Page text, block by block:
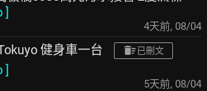
]
4天前, 08/04
健身車一台 已刪文
]
5天前, 08/04